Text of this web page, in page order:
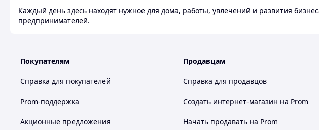
Каждый день здесь находят нужное для дома, работы, увлечений и развития
предпринимателей.
Покупателям
Справка для покупателей
Prom-поддержка
Акционные предложения
Продавцам
Справка для продавцов
Создать интернет-магазин на Prom
Начать продавать на Prom